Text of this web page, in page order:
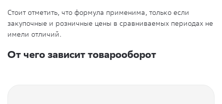
Стоит отметить, что формула применима, только если
закупочные и розничные цены в сравниваемых периодах не
имели отличий.
От чего зависит товарооборот